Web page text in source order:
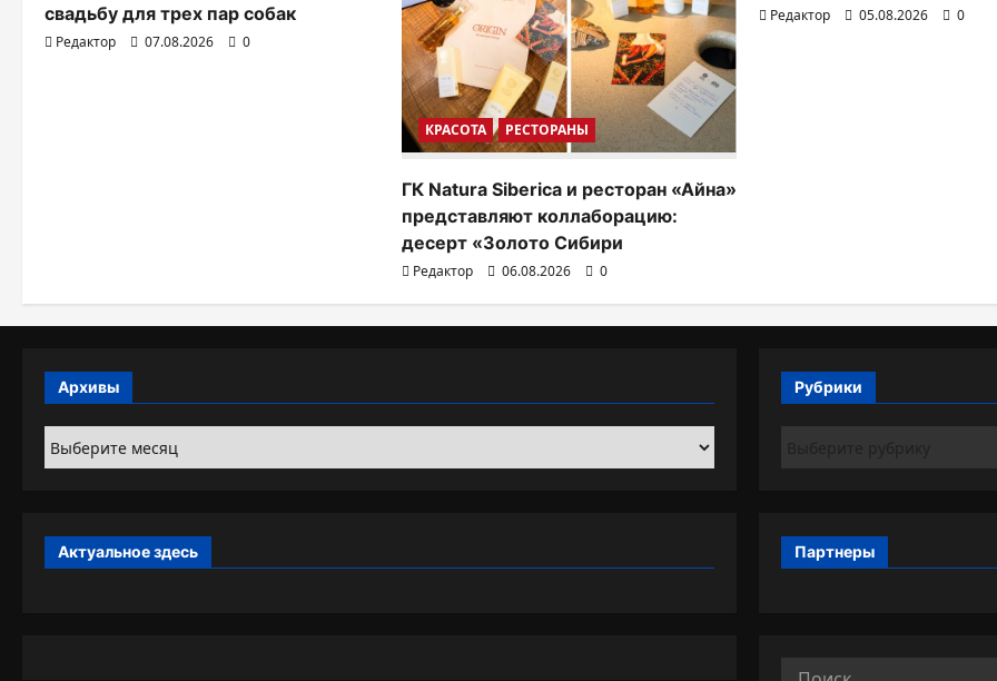
свадьбу для трех пар собак
Редактор 07.08.2026 0
КРАСОТА РЕСТОРАНЫ
ГК Natura Siberica и ресторан «Айна»
представляют коллаборацию:
десерт «Золото Сибири
Редактор 06.08.2026 0
Редактор 05.08.2026 0
Архивы
Архивы
Актуальное здесь
Рубрики
Партнеры
Найти: